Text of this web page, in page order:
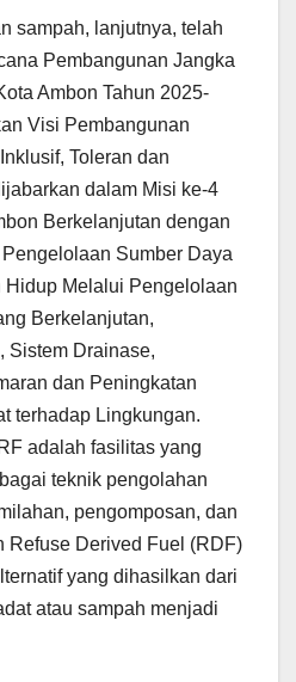
sampah, lanjutnya, telah
Pembangunan Jangka
Ambon Tahun 2025-
Visi Pembangunan
Toleran dan
dalam Misi ke-4
Berkelanjutan dengan
Sumber Daya
Melalui Pengelolaan
Berkelanjutan,
Sistem Drainase,
dan Peningkatan
terhadap Lingkungan.
adalah fasilitas yang
teknik pengolahan
pengomposan, dan
Refuse Derived Fuel (RDF)
yang dihasilkan dari
atau sampah menjadi